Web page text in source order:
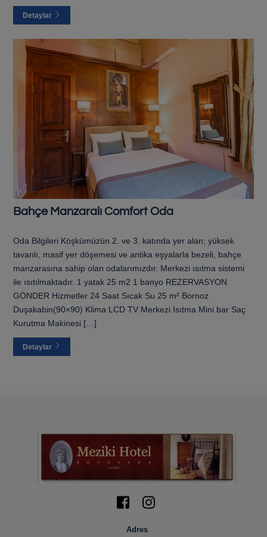
Detaylar
Bahçe Manzaralı Comfort Oda
Oda Bilgileri Köşkümüzün 2. ve 3. katında yer alan; yüksek
tavanlı, masif yer döşemesi ve antika eşyalarla bezeli, bahçe
manzarasına sahip olan odalarımızdır. Merkezi ısıtma sistemi
ile ısıtılmaktadır. 1 yatak 25 m2 1 banyo REZERVASYON
GÖNDER Hizmetler 24 Saat Sıcak Su 25 m² Bornoz
Duşakabin(90×90) Klima LCD TV Merkezi Isıtma Mini bar Saç
Kurutma Makinesi […]
Detaylar
Icon
Icon
Adres